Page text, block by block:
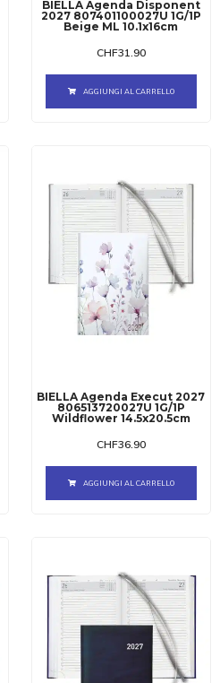
BIELLA Agenda Disponent
2027 807401100027U 1G/1P
Beige ML 10.1x16cm
CHF31.90
AGGIUNGI AL CARRELLO
BIELLA Agenda Execut 2027
806513720027U 1G/1P
Wildflower 14.5x20.5cm
CHF36.90
AGGIUNGI AL CARRELLO